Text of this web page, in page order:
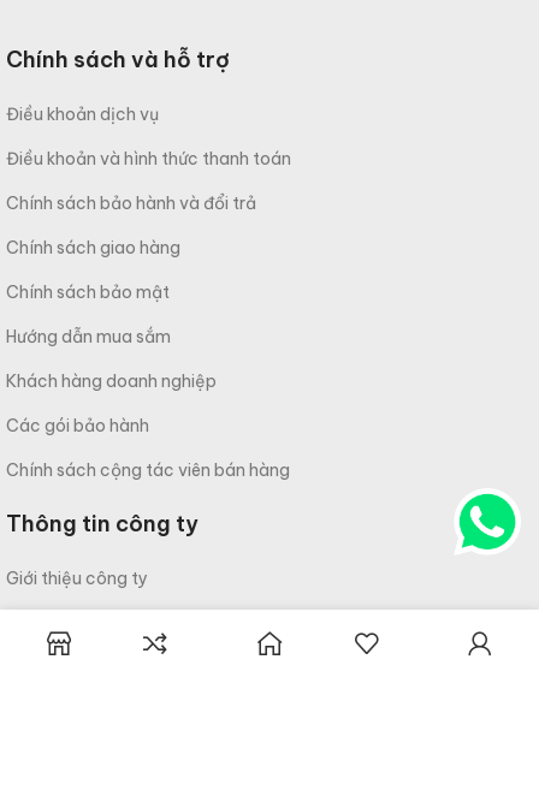
Chính sách và hỗ trợ
Điều khoản dịch vụ
Điều khoản và hình thức thanh toán
Chính sách bảo hành và đổi trả
Chính sách giao hàng
Chính sách bảo mật
Hướng dẫn mua sắm
Khách hàng doanh nghiệp
Các gói bảo hành
Chính sách cộng tác viên bán hàng
Thông tin công ty
Giới thiệu công ty